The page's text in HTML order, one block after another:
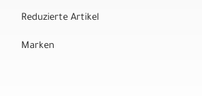
Reduzierte Artikel
Marken